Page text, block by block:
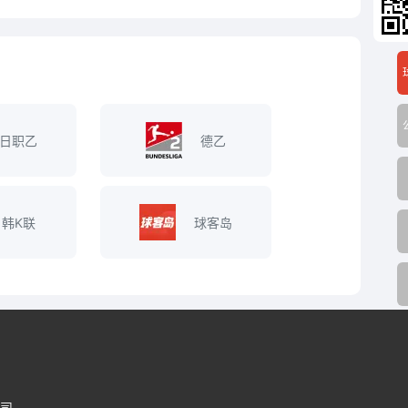
日职乙 德乙
韩K联 球客岛